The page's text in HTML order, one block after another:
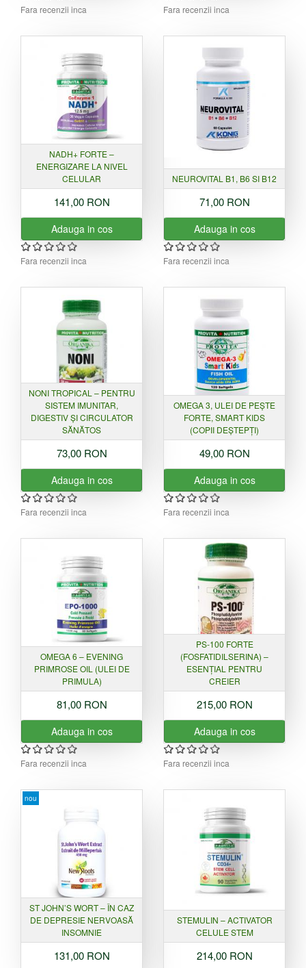
Fara recenzii inca Fara recenzii inca
NADH+ FORTE –
ENERGIZARE LA NIVEL
CELULAR
141,00 RON
Adauga in cos
Fara recenzii inca
NEUROVITAL B1, B6 SI B12
71,00 RON
Adauga in cos
Fara recenzii inca
NONI TROPICAL – PENTRU
SISTEM IMUNITAR,
DIGESTIV ȘI CIRCULATOR
SĂNĂTOS
73,00 RON
Adauga in cos
Fara recenzii inca
OMEGA 3, ULEI DE PEȘTE
FORTE, SMART KIDS
(COPII DEȘTEPȚI)
49,00 RON
Adauga in cos
Fara recenzii inca
OMEGA 6 – EVENING
PRIMROSE OIL (ULEI DE
PRIMULA)
81,00 RON
Adauga in cos
Fara recenzii inca
PS-100 FORTE
(FOSFATIDILSERINA) –
ESENȚIAL PENTRU
CREIER
215,00 RON
Adauga in cos
Fara recenzii inca
nou
ST JOHN’S WORT – ÎN CAZ
DE DEPRESIE NERVOASĂ
INSOMNIE
131,00 RON
STEMULIN – ACTIVATOR
CELULE STEM
214,00 RON